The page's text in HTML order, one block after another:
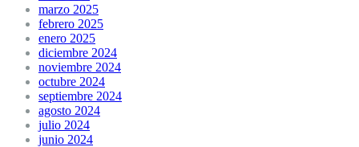
marzo 2025
febrero 2025
enero 2025
diciembre 2024
noviembre 2024
octubre 2024
septiembre 2024
agosto 2024
julio 2024
junio 2024